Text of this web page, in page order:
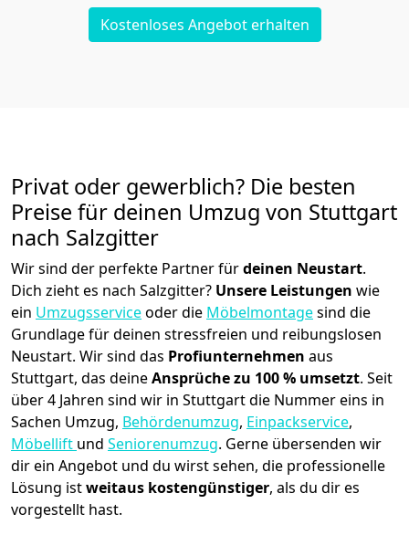
Kostenloses Angebot erhalten
Privat oder gewerblich? Die besten
Preise für deinen Umzug von Stuttgart
nach Salzgitter
Wir sind der perfekte Partner fürdeinen Neustart.
Dich zieht es nach Salzgitter? Unsere Leistungen wie
ein Umzugsserviceoder die Möbelmontagesind die
Grundlage für deinen stressfreien und reibungslosen
Neustart. Wir sind das Profiunternehmen aus
Stuttgart, das deineAnsprüche zu 100 % umsetzt. Seit
über 4 Jahren sind wir in Stuttgart die Nummer eins in
Sachen Umzug, Behördenumzug, Einpackservice,
Möbellift und Seniorenumzug. Gerne übersenden wir
dir ein Angebot und du wirst sehen, die professionelle
Lösung istweitaus kostengünstiger, als du dir es
vorgestellt hast.